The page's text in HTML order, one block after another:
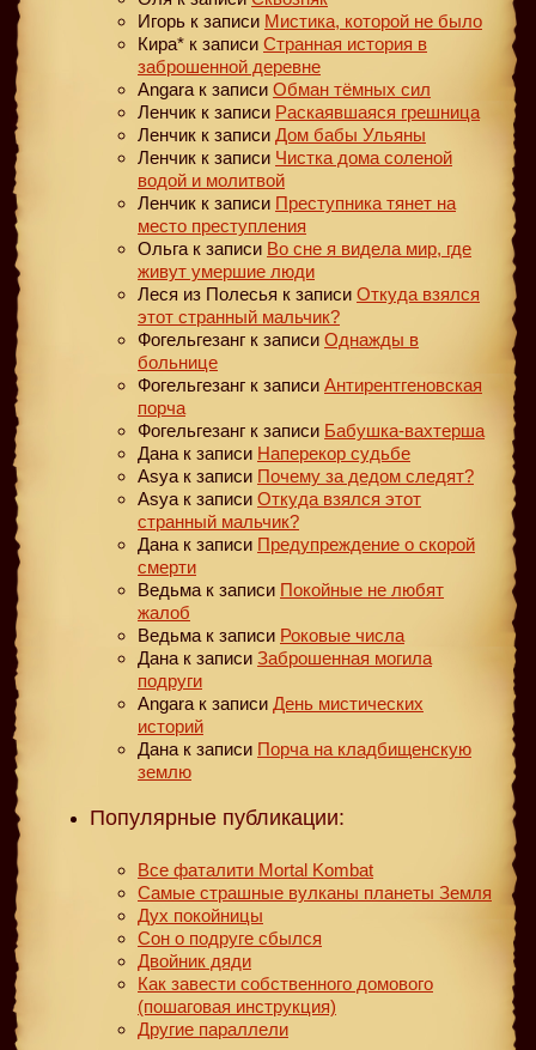
Игорь к записи Мистика, которой не было
Кира* к записи Странная история в
заброшенной деревне
Angara к записи Обман тёмных сил
Ленчик к записи Раскаявшаяся грешница
Ленчик к записи Дом бабы Ульяны
Ленчик к записи Чистка дома соленой
водой и молитвой
Ленчик к записи Преступника тянет на
место преступления
Ольга к записи Во сне я видела мир, где
живут умершие люди
Леся из Полесья к записи Откуда взялся
этот странный мальчик?
Фогельгезанг к записи Однажды в
больнице
Фогельгезанг к записи Антирентгеновская
порча
Фогельгезанг к записи Бабушка-вахтерша
Дана к записи Наперекор судьбе
Asya к записи Почему за дедом следят?
Asya к записи Откуда взялся этот
странный мальчик?
Дана к записи Предупреждение о скорой
смерти
Ведьма к записи Покойные не любят
жалоб
Ведьма к записи Роковые числа
Дана к записи Заброшенная могила
подруги
Angara к записи День мистических
историй
Дана к записи Порча на кладбищенскую
землю
Популярные публикации:
Все фаталити Mortal Kombat
Самые страшные вулканы планеты Земля
Дух покойницы
Сон о подруге сбылся
Двойник дяди
Как завести собственного домового
(пошаговая инструкция)
Другие параллели